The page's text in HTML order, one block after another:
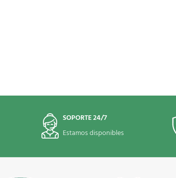
SOPORTE 24/7
Estamos disponibles